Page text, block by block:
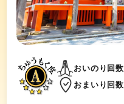
おいのり回数
おまいり回数